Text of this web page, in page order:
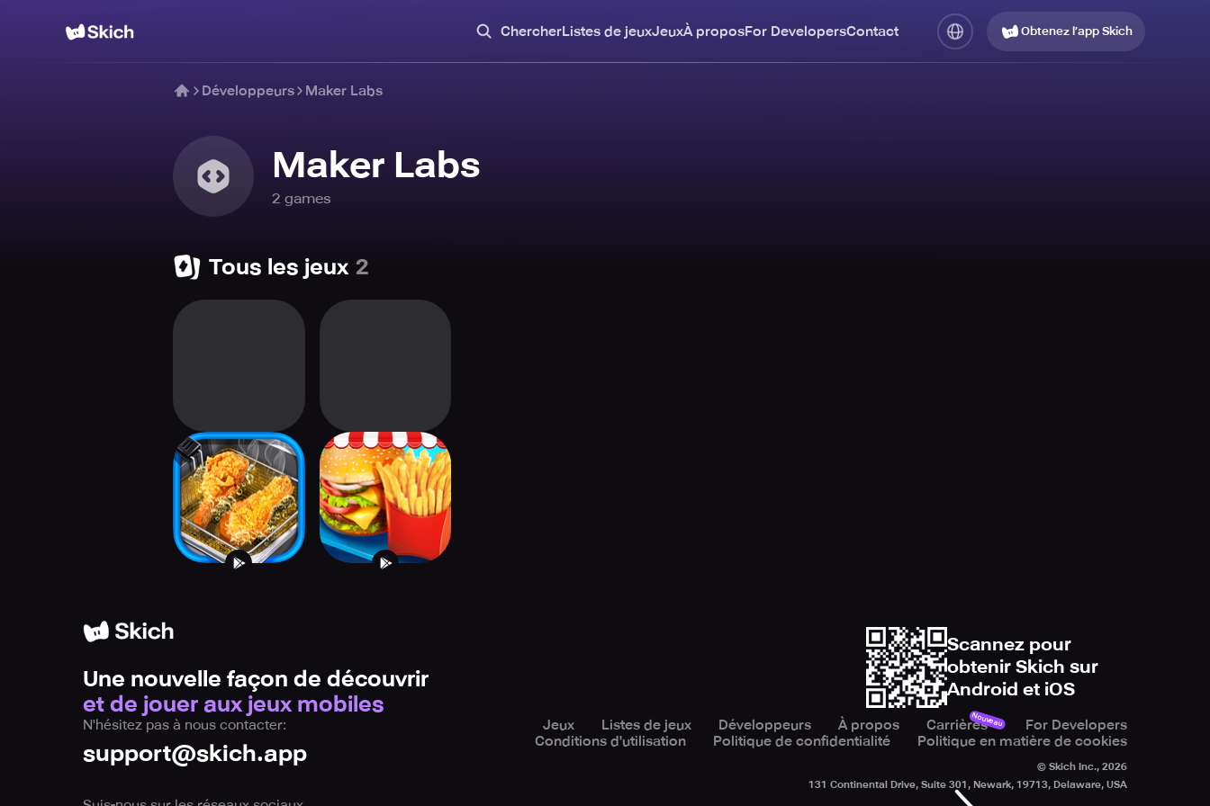
ChercherListes de jeuxJeuxÀ proposFor DevelopersContact Obtenez l’app Skich
Développeurs Maker Labs
Maker Labs
2 games
Tous les jeux 2
Deep Fry Maker -
Street Food
Street Food
Cooking Games
Une nouvelle façon de découvrir
et de jouer aux jeux mobiles
Scannez pour
obtenir Skich sur
Android et iOS
N'hésitez pas à nous contacter:
support@skich.app
Jeux Listes de jeux Développeurs À propos CarrièresNouveau
For Developers
Conditions d'utilisation
Politique de confidentialité Politique en matière de cookies
© Skich Inc., 2026
131 Continental Drive, Suite 301, Newark, 19713, Delaware, USA